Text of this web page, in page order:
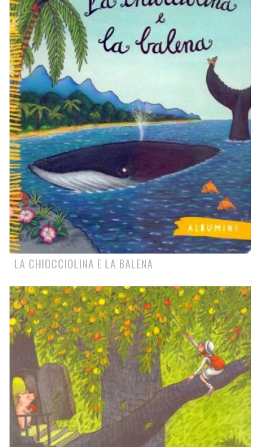
LA CHIOCCIOLINA E LA BALENA